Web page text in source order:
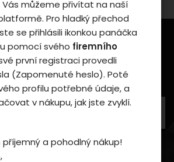
Vás můžeme přivítat na naší
Pro hladký přechod
se přihlásili ikonkou panáčka
pomocí svého firemního
první registraci provedli
(Zapomenuté heslo). Poté
profilu potřebné údaje, a
v nákupu, jak jste zvyklí.
příjemný a pohodlný nákup!
našimi newslettery...
se k odběru
souhlas s využíváním
budeme tak moci předat
našeho webu za
cílené reklamy v
a sociálních sítích případně
webech.
Souhlasit a zavřít